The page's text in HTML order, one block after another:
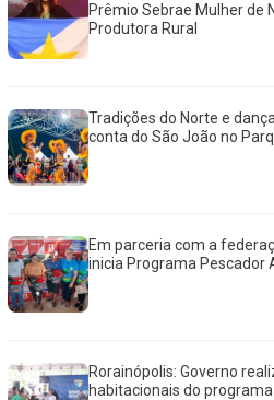
Prêmio Sebrae Mulher de
Produtora Rural
Tradições do Norte e
conta do São João no
Em parceria com a
inicia Programa Pescador
Rorainópolis: Governo
habitacionais do